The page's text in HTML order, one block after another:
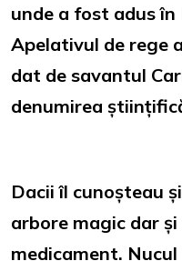
unde a fost adus în
Apelativul de rege
dat de savantul
denumirea
Dacii îl cunoșteau
arbore magic dar
medicament.